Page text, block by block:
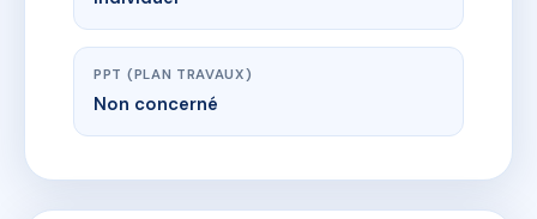
PPT (PLAN TRAVAUX)
Non concerné